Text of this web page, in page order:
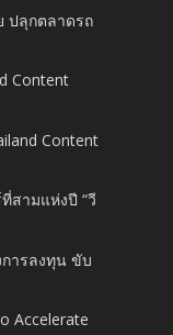
ปลุกตลาดรถ
Content
Content
สามแห่งปี “วี
การลงทุน ขับ
Accelerate